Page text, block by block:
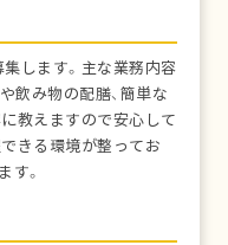
します。主な業務内容
飲み物の配膳、簡単な
教えますので安心して
きる環境が整ってお
す。